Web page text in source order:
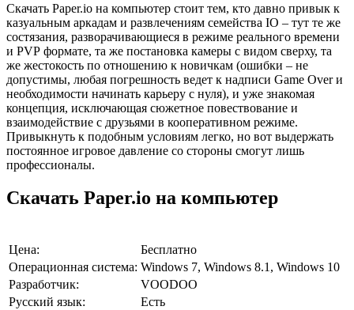
Скачать Paper.io на компьютер стоит тем, кто давно привык к
казуальным аркадам и развлечениям семейства IO – тут те же
состязания, разворачивающиеся в режиме реального времени
и PVP формате, та же постановка камеры с видом сверху, та
же жестокость по отношению к новичкам (ошибки – не
допустимы, любая погрешность ведет к надписи Game Over и
необходимости начинать карьеру с нуля), и уже знакомая
концепция, исключающая сюжетное повествование и
взаимодействие с друзьями в кооперативном режиме.
Привыкнуть к подобным условиям легко, но вот выдержать
постоянное игровое давление со стороны смогут лишь
профессионалы.
Скачать Paper.io на компьютер
Цена:
Бесплатно
Операционная система: Windows 7, Windows 8.1, Windows 10
Разработчик:
VOODOO
Русский язык:
Есть